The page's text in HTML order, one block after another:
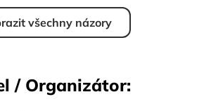
všechny názory
/ Organizátor: